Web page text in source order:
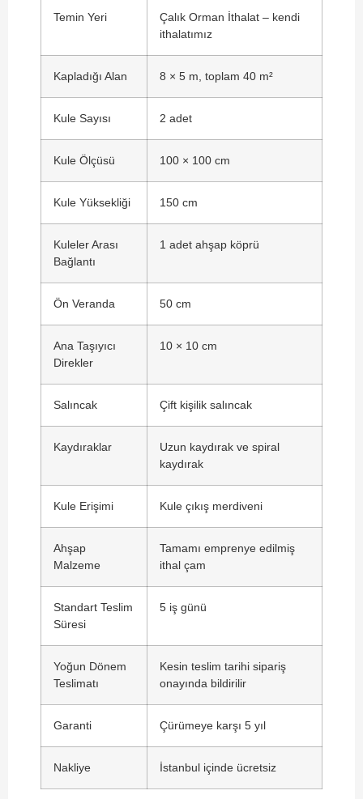
Temin Yeri
Çalık Orman İthalat – kendi
ithalatımız
Kapladığı Alan 8 × 5 m, toplam 40 m²
Kule Sayısı 2 adet
Kule Ölçüsü 100 × 100 cm
Kule Yüksekliği 150 cm
Kuleler Arası
Bağlantı
1 adet ahşap köprü
Ön Veranda 50 cm
Ana Taşıyıcı
Direkler
10 × 10 cm
Salıncak Çift kişilik salıncak
Kaydıraklar
Uzun kaydırak ve spiral
kaydırak
Kule Erişimi Kule çıkış merdiveni
Ahşap
Malzeme
Tamamı emprenye edilmiş
ithal çam
Standart Teslim
Süresi
5 iş günü
Yoğun Dönem
Teslimatı
Kesin teslim tarihi sipariş
onayında bildirilir
Garanti Çürümeye karşı 5 yıl
Nakliye İstanbul içinde ücretsiz